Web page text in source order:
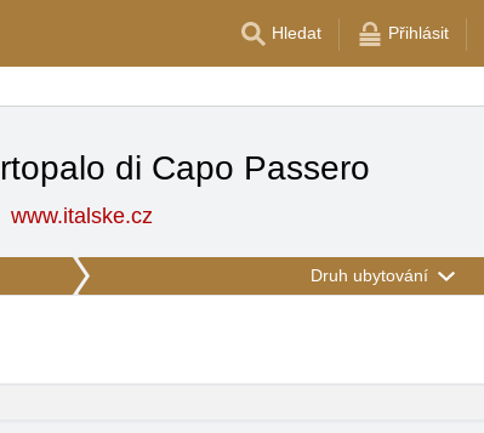
Hledat Přihlásit
di Capo Passero
www.italske.cz
Druh ubytování